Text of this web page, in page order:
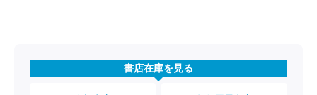
書店在庫を見る